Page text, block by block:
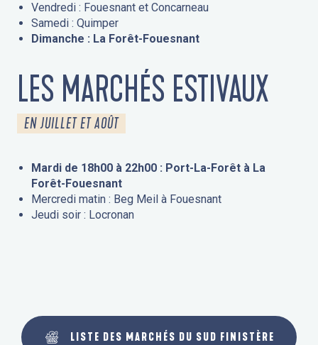
Vendredi : Fouesnant et Concarneau
Samedi : Quimper
Dimanche : La Forêt-Fouesnant
LES MARCHÉS ESTIVAUX
EN JUILLET ET AOÛT
Mardi de 18h00 à 22h00 : Port-La-Forêt à La
Forêt-Fouesnant
Mercredi matin : Beg Meil à Fouesnant
Jeudi soir : Locronan
LISTE DES MARCHÉS DU SUD FINISTÈRE